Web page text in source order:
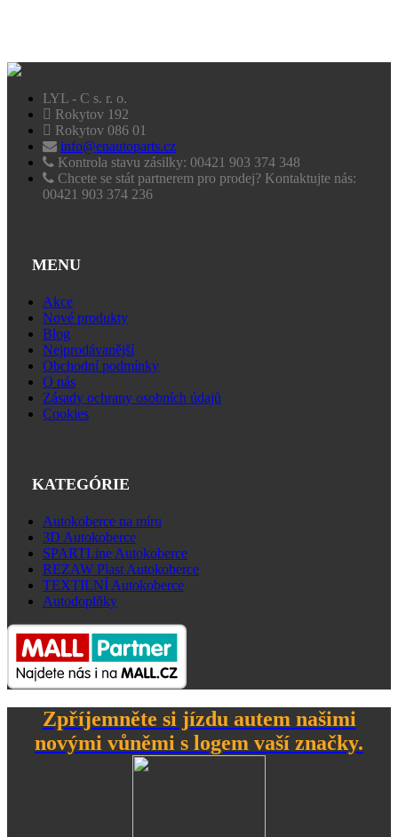
LYL - C s. r. o.
Rokytov 192
Rokytov 086 01
info@enautoparts.cz
Kontrola stavu zásilky: 00421 903 374 348
Chcete se stát partnerem pro prodej? Kontaktujte nás:
00421 903 374 236
MENU
Akce
Nové produkty
Blog
Nejprodávanější
Obchodní podmínky
O nás
Zásady ochrany osobních údajů
Cookies
KATEGÓRIE
Autokoberce na míru
3D Autokoberce
SPARTLine Autokoberce
REZAW Plast Autokoberce
TEXTILNÍ Autokoberce
Autodoplňky
Zpříjemněte si jízdu autem našimi
novými vůněmi s logem vaší značky.